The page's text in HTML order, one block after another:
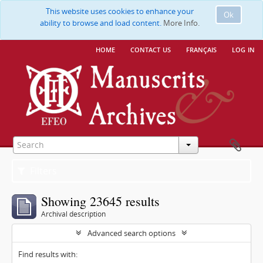
Ok
This website uses cookies to enhance your
ability to browse and load content. More Info.
home contact us français log in
Showing 23645 results
Archival description
Advanced search options
Find results with: